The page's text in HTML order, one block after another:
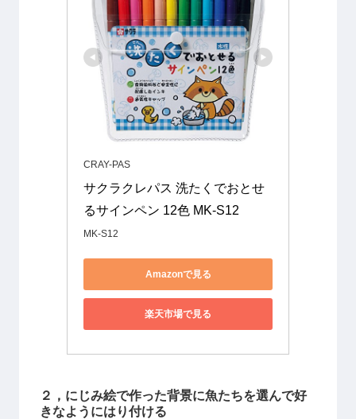
CRAY-PAS
サクラクレパス 洗たくでおとせ
るサインペン 12色 MK-S12
MK-S12
Amazonで見る
楽天市場で見る
２，にじみ絵で作った背景に魚たちを選んで好
きなようにはり付ける